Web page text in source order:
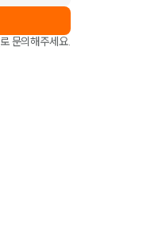
로 문의해주세요.